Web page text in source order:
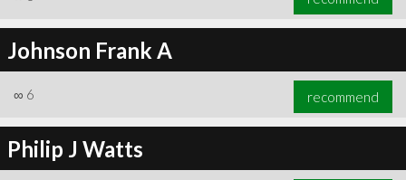
Johnson Frank A
∞ 6 recommend
Philip J Watts